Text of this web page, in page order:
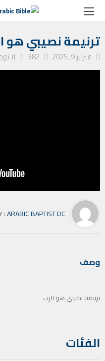
الصفحة الرئيسية ترانيم كنيسة
ترنيمة نصيبي هو
فبراير 9, 2025 382 لا
:ARABIC BAPTIST DC
وصف
ترنيمة نصيبي هو الرب
الفئات